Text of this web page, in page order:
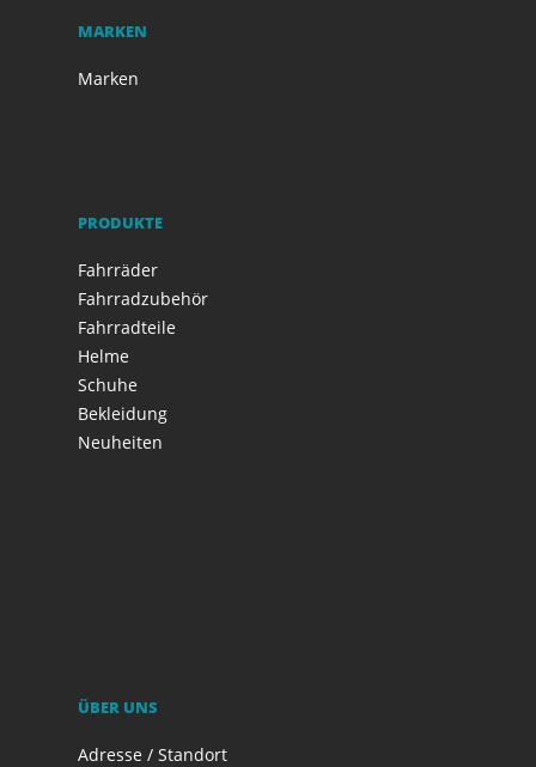
MARKEN
Marken
PRODUKTE
Fahrräder
Fahrradzubehör
Fahrradteile
Helme
Schuhe
Bekleidung
Neuheiten
ÜBER UNS
Adresse / Standort